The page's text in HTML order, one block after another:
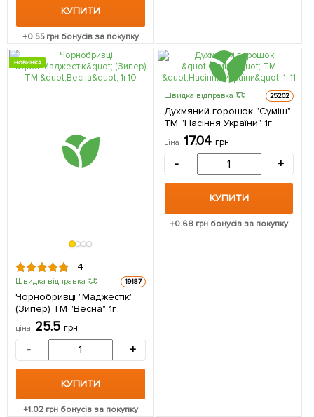
КУПИТИ
+0.55грн бонусів за покупку
НОВИНКА
4
Швидка відправка 19187
Чорнобривці "Маджестік"
(Зипер) ТМ "Весна" 1г
ціна 25.5 грн
- +
КУПИТИ
+1.02 грн бонусів за покупку
Швидка відправка 25202
Духмяний горошок "Суміш"
ТМ "Насіння України" 1г
ціна 17.04 грн
- +
КУПИТИ
+0.68 грн бонусів за покупку